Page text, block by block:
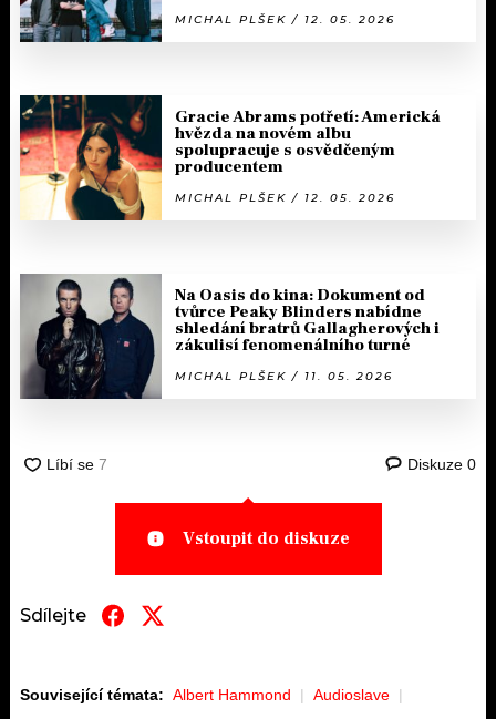
MICHAL PLŠEK / 12. 05. 2026
Gracie Abrams potřetí: Americká
hvězda na novém albu
spolupracuje s osvědčeným
producentem
MICHAL PLŠEK / 12. 05. 2026
Na Oasis do kina: Dokument od
tvůrce Peaky Blinders nabídne
shledání bratrů Gallagherových i
zákulisí fenomenálního turné
MICHAL PLŠEK / 11. 05. 2026
Diskuze 0
Vstoupit do diskuze
Sdílejte
Související témata: Albert Hammond Audioslave